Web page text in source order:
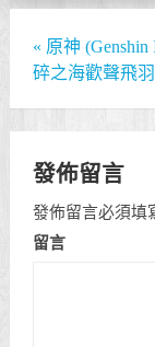
« 原神 (Genshin
碎之海歡聲飛
發佈留言
發佈留言必須填
留言